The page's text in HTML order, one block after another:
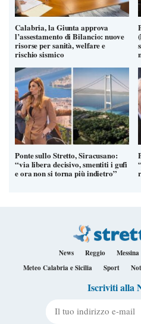
Calabria, la Giunta approva
l’assestamento di Bilancio: nuove
risorse per sanità, welfare e
rischio sismico
Ponte sullo Stretto, Siracusano:
“via libera decisivo, smentiti i gufi
e ora non si torna più indietro”
News Reggio Messina
Meteo Calabria e Sicilia
Sport
Iscriviti alla